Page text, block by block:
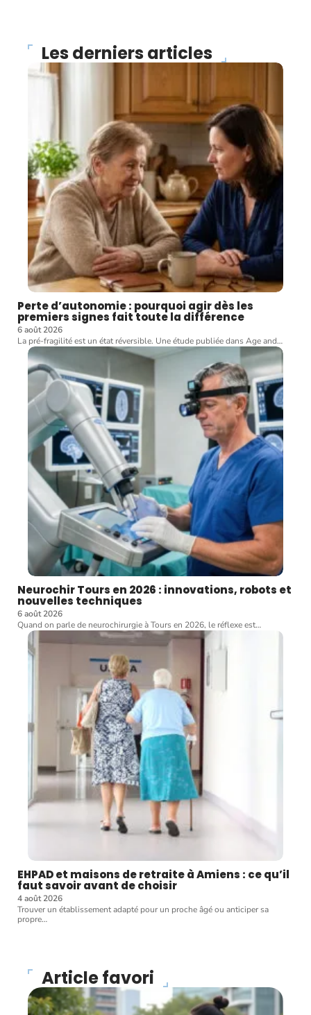
Les derniers articles
Perte d’autonomie : pourquoi agir dès les
premiers signes fait toute la différence
6 août 2026
La pré-fragilité est un état réversible. Une étude publiée dans Age and…
Neurochir Tours en 2026 : innovations, robots et
nouvelles techniques
6 août 2026
Quand on parle de neurochirurgie à Tours en 2026, le réflexe est…
EHPAD et maisons de retraite à Amiens : ce qu’il
faut savoir avant de choisir
4 août 2026
Trouver un établissement adapté pour un proche âgé ou anticiper sa
propre…
Article favori